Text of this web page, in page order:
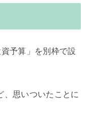
予算」を別枠で設
、思いついたことに